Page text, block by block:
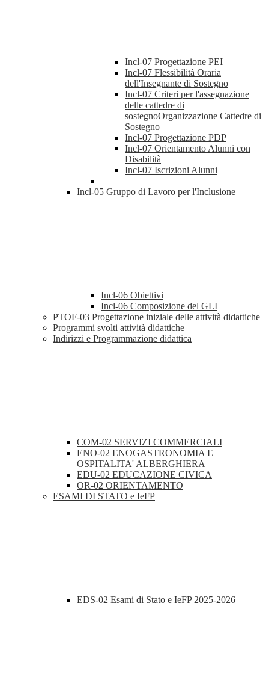
Incl-07 Progettazione PEI
Incl-07 Flessibilità Oraria
dell'Insegnante di Sostegno
Incl-07 Criteri per l'assegnazione
delle cattedre di
sostegnoOrganizzazione Cattedre di
Sostegno
Incl-07 Progettazione PDP
Incl-07 Orientamento Alunni con
Disabilità
Incl-07 Iscrizioni Alunni
Incl-05 Gruppo di Lavoro per l'Inclusione
Incl-06 Obiettivi
Incl-06 Composizione del GLI
PTOF-03 Progettazione iniziale delle attività didattiche
Programmi svolti attività didattiche
Indirizzi e Programmazione didattica
COM-02 SERVIZI COMMERCIALI
ENO-02 ENOGASTRONOMIA E
OSPITALITA' ALBERGHIERA
EDU-02 EDUCAZIONE CIVICA
OR-02 ORIENTAMENTO
ESAMI DI STATO e IeFP
EDS-02 Esami di Stato e IeFP 2025-2026